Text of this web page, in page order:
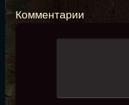
Комментарии